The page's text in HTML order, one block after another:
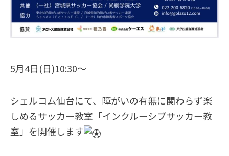
5月4日(日)10:30〜
シェルコム仙台にて、障がいの有無に関わらず楽
しめるサッカー教室「インクルーシブサッカー教
室」を開催します